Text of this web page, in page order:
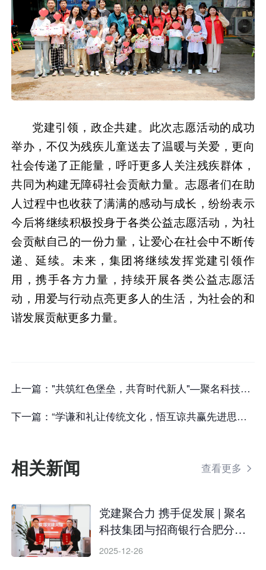
党建引领，政企共建。此次志愿活动的成功
举办，不仅为残疾儿童送去了温暖与关爱，更向
社会传递了正能量，呼吁更多人关注残疾群体，
共同为构建无障碍社会贡献力量。志愿者们在助
人过程中也收获了满满的感动与成长，纷纷表示
今后将继续积极投身于各类公益志愿活动，为社
会贡献自己的一份力量，让爱心在社会中不断传
递、延续。未来，集团将继续发挥党建引领作
用，携手各方力量，持续开展各类公益志愿活
动，用爱与行动点亮更多人的生活，为社会的和
谐发展贡献更多力量。
上一篇："共筑红色堡垒，共育时代新人"—聚名科技集团与安徽工商职业学院信息工程学院开展校企党建共建活动
下一篇：“学谦和礼让传统文化，悟互谅共赢先进思想”——聚名科技集团与安徽省通信管理局开展支部联建共建活动
相关新闻 查看更多 
党建聚合力 携手促发展 | 聚名
科技集团与招商银行合肥分行
开展党建共建活动
2025-12-26